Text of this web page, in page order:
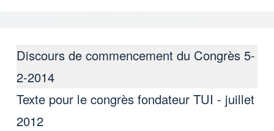
Discours de commencement du Congrès 5-
2-2014
Texte pour le congrès fondateur TUI - juillet
2012